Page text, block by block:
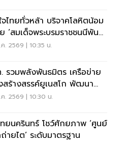
จไทยทั่วหล้า บริจาคโลหิตน้อม
‘สมเด็จพระบรมราชชนนีพันปี
’. 2569 | 10:35 น.
รวมพลังพันธมิตร เครือข่าย
สร้างสรรค์ยูเนสโก พัฒนา
อย่างยั่งยืน
. 2569 | 10:30 น.
ทยนครินทร์ โชว์ศักยภาพ ‘ศูนย์
ายไต’ ระดับมาตรฐาน